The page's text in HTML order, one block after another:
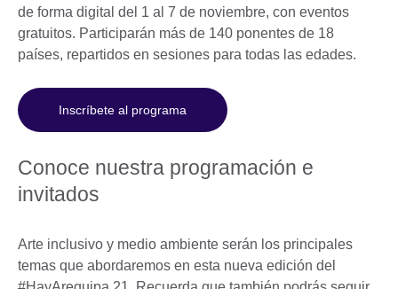
de forma digital del 1 al 7 de noviembre, con eventos
gratuitos. Participarán más de 140 ponentes de 18
países, repartidos en sesiones para todas las edades.
Inscríbete al programa
Conoce nuestra programación e
invitados
Arte inclusivo y medio ambiente serán los principales
temas que abordaremos en esta nueva edición del